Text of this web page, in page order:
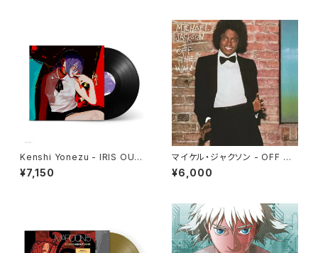
Kenshi Yonezu - IRIS OUT
/ JANE DOE(12")
¥7,150
マイケル・ジャクソン - OFF TH
E WALL(LP)
¥6,000